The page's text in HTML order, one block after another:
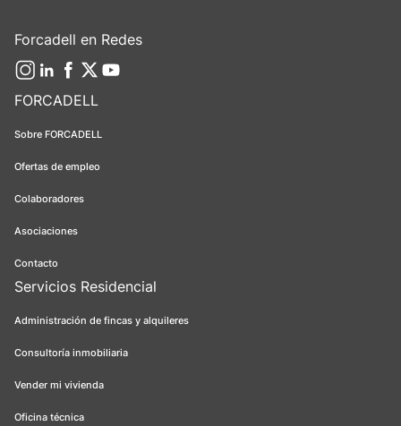
FORCADELL
Sobre FORCADELL
Ofertas de empleo
Colaboradores
Asociaciones
Contacto
Servicios Residencial
Administración de fincas y alquileres
Consultoría inmobiliaria
Vender mi vivienda
Oficina técnica
Forcadell en Redes